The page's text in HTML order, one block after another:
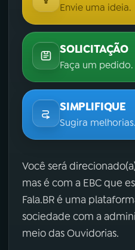
Envie uma ideia.
SOLICITAÇÃO
Faça um pedido.
SIMPLIFIQUE
Sugira melhorias.
Você será
mas é com a EBC que
Fala.BR é uma
sociedade com a
meio das Ouvidorias.